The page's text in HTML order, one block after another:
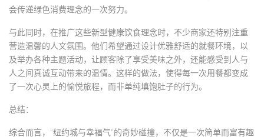
会传递绿色消费理念的一次努力。
与此同时，在推广这些新型健康饮食理念时，不少商家还特别注重
营造温馨的人文氛围。他们希望通过设计优雅舒适的就餐环境，以
及举办各种主题活动，让顾客除了享受美味之外，还能感受到人与
人之间真诚互动带来的温情。这样的做法，使得每一次用餐都变成
了一次心灵上的愉悦旅程，而非单纯填饱肚子的行为。
总结：
综合而言，“纽约城与幸福气”的奇妙碰撞，不仅是一次简单而富有趣